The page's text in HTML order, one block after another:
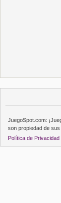
JuegoSpot.com:
son propiedad de
Política de